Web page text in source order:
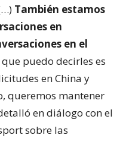
También estamos
en
en el
que puedo decirles es
en China y
queremos mantener
en diálogo con el
sobre las